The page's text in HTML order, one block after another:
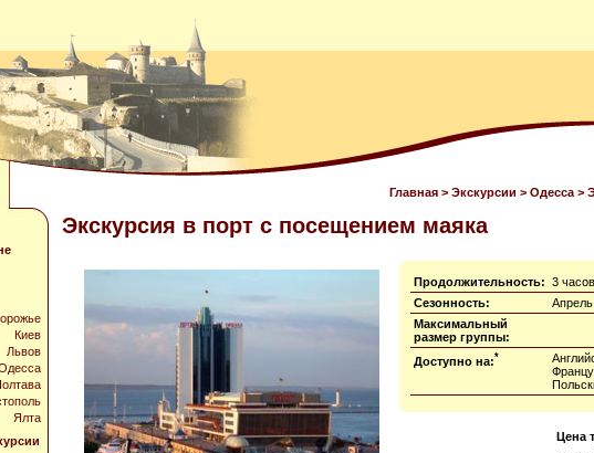
Главная > Экскурсии > Одесса >
Киев
Львов
Ялта
Экскурсия в порт с посещением маяка
Продолжительность: 3 часов
Сезонность:
Максимальный
размер группы:
Доступно на:*
Цена